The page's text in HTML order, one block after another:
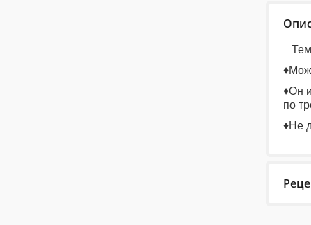
♦Он
по
♦Не